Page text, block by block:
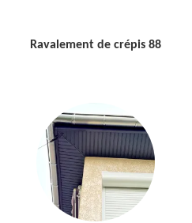
Ravalement de crépis 88